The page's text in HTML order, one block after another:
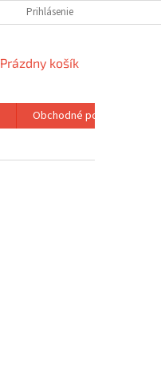
Prihlásenie
NÁKUPNÝ
Prázdny košík
Obchodné podmienky